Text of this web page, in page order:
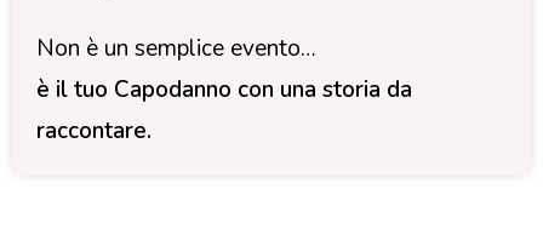
Non è un semplice evento…
è il tuo Capodanno con una storia da
raccontare.